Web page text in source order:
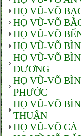
HỌ VŨ-VÕ
HỌ VŨ-VÕ
HỌ VŨ-VÕ
HỌ VŨ-VÕ
HỌ VŨ-VÕ
DƯƠNG
HỌ VŨ-VÕ
PHƯỚC
HỌ VŨ-VÕ
THUẬN
HỌ VŨ-VÕ CÀ